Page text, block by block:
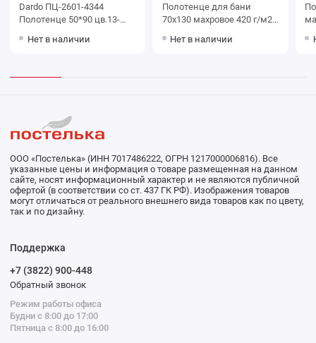
Dardo ПЦ-2601-4344
Полотенце 50*90 цв.13-
Нет в наличии
Полотенце для бани
70х130 махровое 420 г/м2
мануфактура Acqua del Nilo
Нет в наличии
ООО «Постелька» (ИНН 7017486222, ОГРН 1217000006816). Все
указанные цены и информация о товаре размещенная на данном
сайте, носят информационный характер и не являются публичной
офертой (в соответствии со ст. 437 ГК РФ). Изображения товаров
могут отличаться от реального внешнего вида товаров как по цвету,
так и по дизайну.
Поддержка
+7 (3822) 900-448
Обратный звонок
Режим работы офиса
Будни с 8:00 до 17:00
Пятница с 8:00 до 16:00